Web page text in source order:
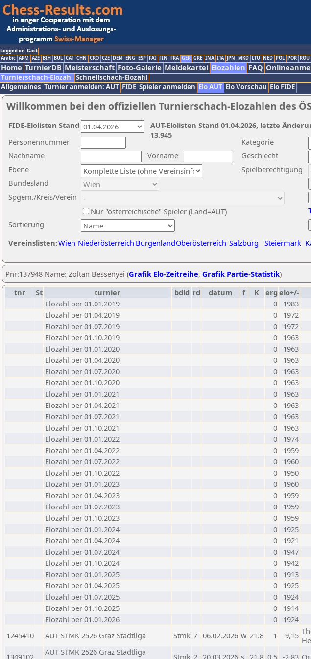
Logged on: Gast
Arabic ARM AZE BIH BUL CAT CHN CRO CZE DEN ENG ESP FAI FIN FRA GER GRE INA ITA JPN MKD LTU NED POL POR ROU
Home TurnierDB Meisterschaft Foto-Galerie Meldekartei Elozahlen FAQ
Turnierschach-Elozahl Schnellschach-Elozahl
Allgemeines Turnier anmelden: AUT FIDE Spieler anmelden Elo AUT Elo Vorschau Elo FIDE
Willkommen bei den offiziellen Turnierschach-Elozahlen des
Nachname
Vorname
Ebene
Kategorie
Sortierung
Personennummer
Bundesland
Spgem./Kreis/Verein
Geschlecht
Nur "österreichische" Spieler (Land=AUT)
Spielberechtigung
Vereinslisten:Wien Niederösterreich BurgenlandOberösterreich Salzburg Steiermark
AUT-Elolisten Stand 01.04.2026, letzte
13.945
FIDE-Elolisten Stand
Pnr:137948 Name: Zoltan Bessenyei (Grafik Elo-Zeitreihe, Grafik Partie-Statistik)
tnr
St turnier bdld rd datum f K erg elo+/-
Elozahl per 01.01.2019
0
1983
Elozahl per 01.04.2019
0
1972
Elozahl per 01.07.2019
0
1972
Elozahl per 01.10.2019
0
1963
Elozahl per 01.01.2020
0
1963
Elozahl per 01.04.2020
0
1963
Elozahl per 01.07.2020
0
1963
Elozahl per 01.10.2020
0
1963
Elozahl per 01.01.2021
0
1963
Elozahl per 01.04.2021
0
1963
Elozahl per 01.07.2021
0
1963
Elozahl per 01.10.2021
0
1963
Elozahl per 01.01.2022
0
1974
Elozahl per 01.04.2022
0
1959
Elozahl per 01.07.2022
0
1960
Elozahl per 01.10.2022
0
1950
Elozahl per 01.01.2023
0
1960
Elozahl per 01.04.2023
0
1959
Elozahl per 01.07.2023
0
1959
Elozahl per 01.10.2023
0
1959
Elozahl per 01.01.2024
0
1925
Elozahl per 01.04.2024
0
1921
Elozahl per 01.07.2024
0
1947
Elozahl per 01.10.2024
0
1942
Elozahl per 01.01.2025
0
1913
Elozahl per 01.04.2025
0
1925
Elozahl per 01.07.2025
0
1924
Elozahl per 01.10.2025
0
1914
Elozahl per 01.01.2026
0
1924
1245410
AUT STMK 2526 Graz Stadtliga Stmk 7 06.02.2026 w 21.8 1 9,15
1349102
AUT STMK 2526 Graz Stadtliga
Stmk 2 20.03.2026 s 21.8 0,5 -2,83